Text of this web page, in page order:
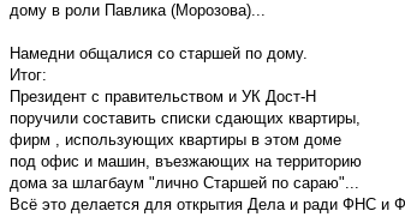
дому в роли Павлика (Морозова)...
Намедни общалися со старшей по дому.
Итог:
Президент с правительством и УК Дост-Н
поручили составить списки сдающих квартиры,
фирм , использующих квартиры в этом доме
под офис и машин, въезжающих на территорию
дома за шлагбаум "лично Старшей по сараю"...
Всё это делается для открытия Дела и ради ФНС и